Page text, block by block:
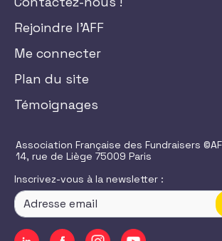
Rejoindre l'AFF
Me connecter
Plan du site
Témoignages
Association Française des Fundraisers
14, rue de Liège 75009 Paris
Inscrivez-vous à la newsletter :